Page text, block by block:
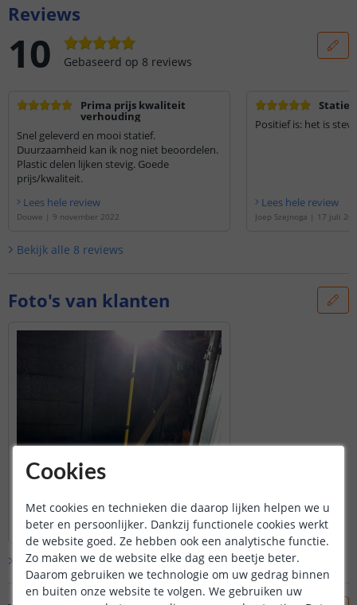
Reviews
10 Gebaseerd op 8 reviews
Prima prijs kwaliteit
verhouding
Snel geleverd en mooi statief.
Duurzaamheid kan ik nog niet beoordelen.
Plastic delen lijken stevig. Goede
prijs/kwaliteit.
Lees hele review
Douwe | 9 november 2022
Statief
Positief is: het is
Lees hele review
Joep Szejnoga | 17 juli
Bekijk alle 8 reviews
Foto's van klanten
Bekijk alleklantfoto’s
Cookies
Met cookies en technieken die daarop lijken helpen we u
beter en persoonlijker. Dankzij functionele cookies werkt
de website goed. Ze hebben ook een analytische functie.
Zo maken we de website elke dag een beetje beter.
Daarom gebruiken we technologie om uw gedrag binnen
en buiten onze website te volgen. We gebruiken uw